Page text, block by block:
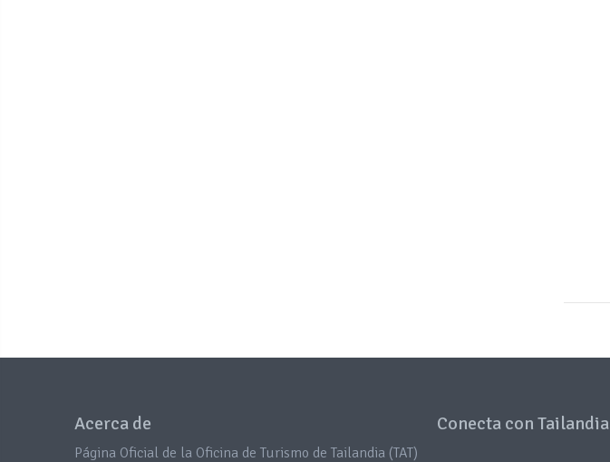
Acerca de
Página Oficial de la Oficina de Turismo de Tailandia (TAT)
Conecta con Tailandia